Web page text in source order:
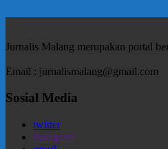
Jurnalis Malang merupakan portal
Email : jurnalismalang@gmail.com
Sosial Media
twitter
instagram